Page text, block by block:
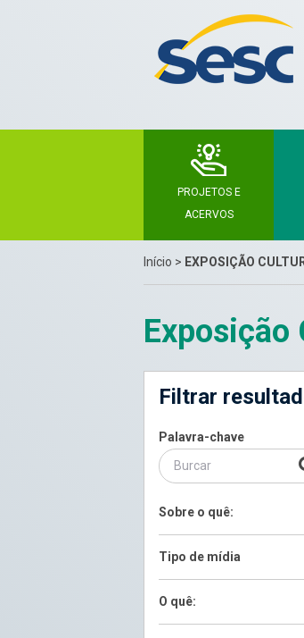
PROJETOS E
ACERVOS
Início > EXPOSIÇÃO
Exposição
Filtrar
Palavra-chave
Sobre o quê:
Tipo de mídia
O quê: